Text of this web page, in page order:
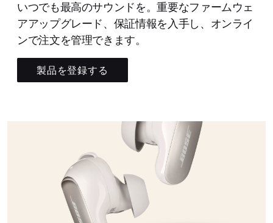
いつでも最高のサウンドを。重要なファームウェ
アアップグレード、保証情報を入手し、オンライ
ンで注文を管理できます。
製品を登録する